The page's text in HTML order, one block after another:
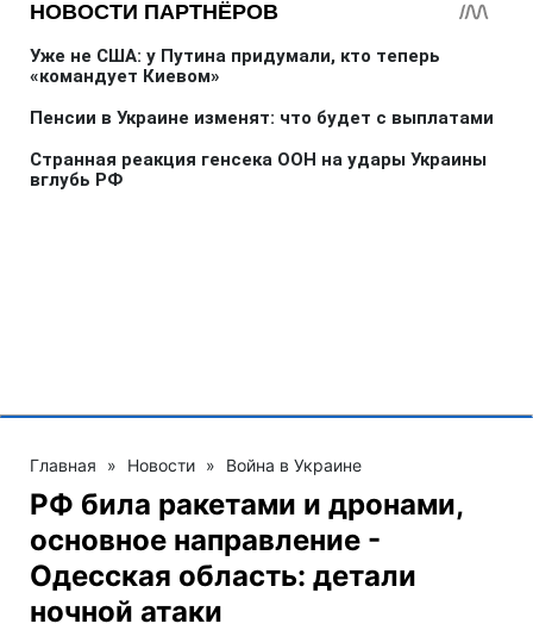
Главная » Новости » Война в Украине
РФ била ракетами и дронами,
основное направление -
Одесская область: детали
ночной атаки